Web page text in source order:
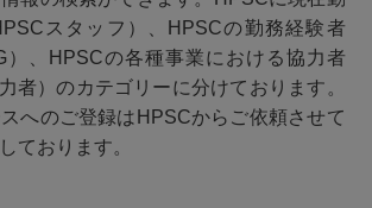
スタッフ）、HPSCの勤務経験者
）、HPSCの各種事業における協力者
者）のカテゴリーに分けております。
へのご登録はHPSCからご依頼させて
ております。